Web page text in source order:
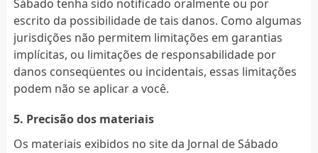
Sábado tenha sido notificado oralmente ou por
escrito da possibilidade de tais danos. Como algumas
jurisdições não permitem limitações em garantias
implícitas, ou limitações de responsabilidade por
danos conseqüentes ou incidentais, essas limitações
podem não se aplicar a você.
5. Precisão dos materiais
Os materiais exibidos no site da Jornal de Sábado